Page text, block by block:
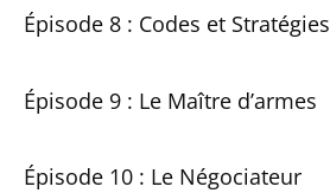
Épisode 8 : Codes et Stratégies
Épisode 9 : Le Maître d’armes
Épisode 10 : Le Négociateur